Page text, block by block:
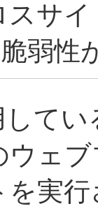
スサ
弱性
して
ウェ
実